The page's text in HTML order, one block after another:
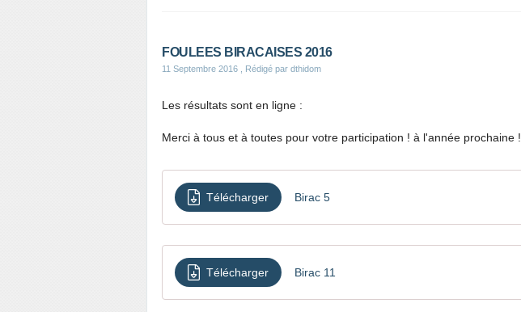
FOULEES BIRACAISES 2016
11 Septembre 2016 , Rédigé par dthidom
Les résultats sont en ligne :
Merci à tous et à toutes pour votre participation ! à l'année prochaine !
Télécharger Birac 5
Télécharger Birac 11